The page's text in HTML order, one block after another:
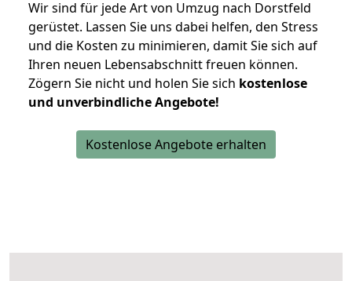
Wir sind für jede Art von Umzug nach Dorstfeld
gerüstet. Lassen Sie uns dabei helfen, den Stress
und die Kosten zu minimieren, damit Sie sich auf
Ihren neuen Lebensabschnitt freuen können.
Zögern Sie nicht und holen Sie sich kostenlose
und unverbindliche Angebote!
Kostenlose Angebote erhalten